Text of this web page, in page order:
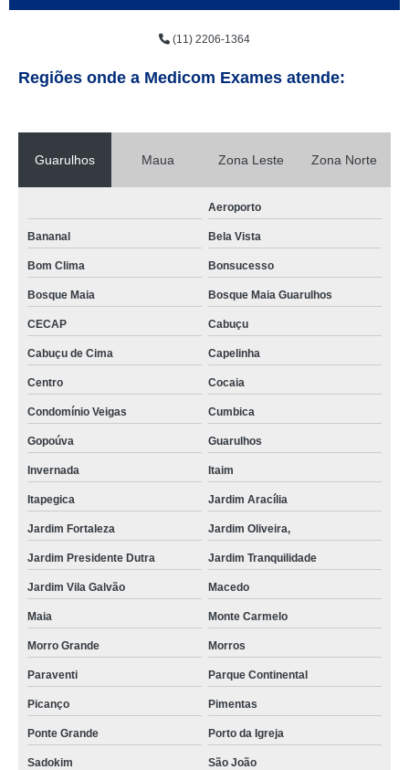
(11) 2206-1364
Regiões onde a Medicom Exames atende:
Guarulhos Maua Zona Leste Zona Norte
Aeroporto
Bananal Bela Vista
Bom Clima Bonsucesso
Bosque Maia Bosque Maia Guarulhos
CECAP Cabuçu
Cabuçu de Cima Capelinha
Centro Cocaia
Condomínio Veigas Cumbica
Gopoúva Guarulhos
Invernada Itaim
Itapegica Jardim Aracília
Jardim Fortaleza Jardim Oliveira,
Jardim Presidente Dutra Jardim Tranquilidade
Jardim Vila Galvão Macedo
Maia Monte Carmelo
Morro Grande Morros
Paraventi Parque Continental
Picanço Pimentas
Ponte Grande Porto da Igreja
Sadokim São João